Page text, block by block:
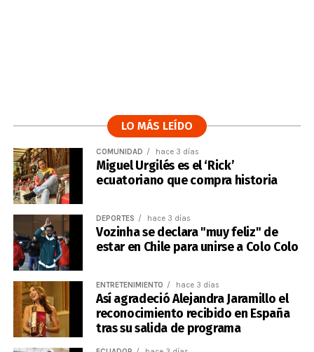
LO MÁS LEÍDO
COMUNIDAD hace 3 días
Miguel Urgilés es el ‘Rick’
ecuatoriano que compra historia
DEPORTES hace 3 días
Vozinha se declara "muy feliz" de
estar en Chile para unirse a Colo Colo
ENTRETENIMIENTO hace 3 días
Así agradeció Alejandra Jaramillo el
reconocimiento recibido en España
tras su salida de programa